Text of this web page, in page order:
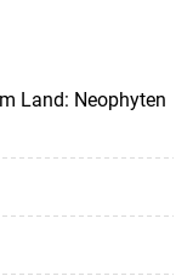
Land: Neophyten